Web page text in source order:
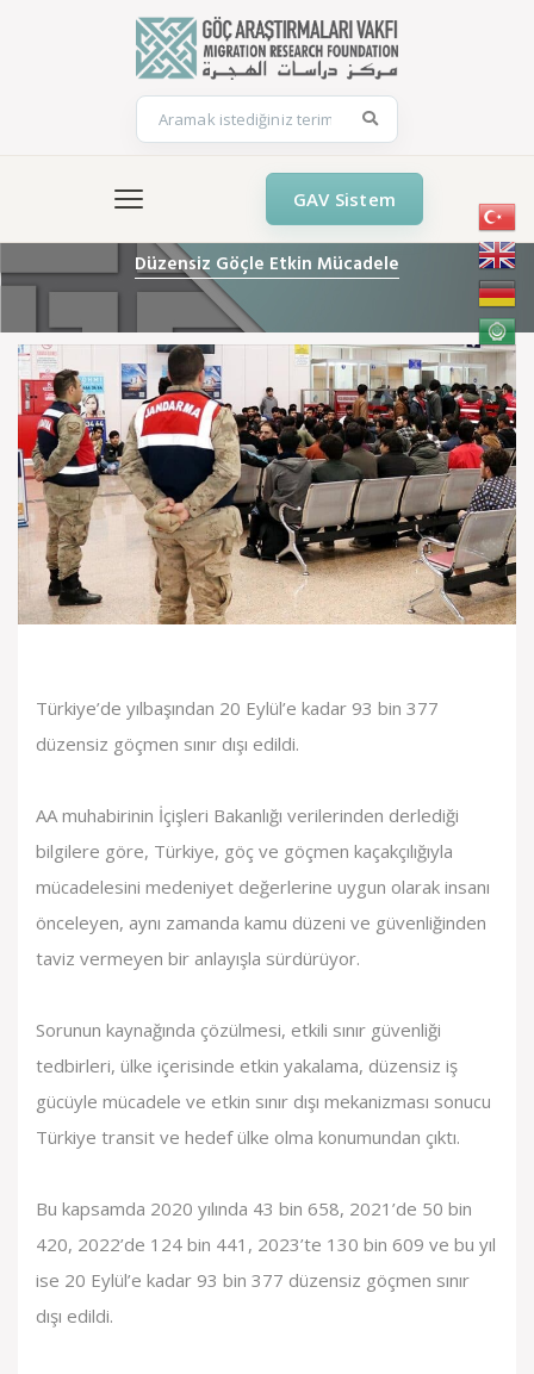
GAV Sistem
Düzensiz Göçle Etkin Mücadele
Türkiye’de yılbaşından 20 Eylül’e kadar 93 bin 377
düzensiz göçmen sınır dışı edildi.
AA muhabirinin İçişleri Bakanlığı verilerinden derlediği
bilgilere göre, Türkiye, göç ve göçmen kaçakçılığıyla
mücadelesini medeniyet değerlerine uygun olarak insanı
önceleyen, aynı zamanda kamu düzeni ve güvenliğinden
taviz vermeyen bir anlayışla sürdürüyor.
Sorunun kaynağında çözülmesi, etkili sınır güvenliği
tedbirleri, ülke içerisinde etkin yakalama, düzensiz iş
gücüyle mücadele ve etkin sınır dışı mekanizması sonucu
Türkiye transit ve hedef ülke olma konumundan çıktı.
Bu kapsamda 2020 yılında 43 bin 658, 2021’de 50 bin
420, 2022’de 124 bin 441, 2023’te 130 bin 609 ve bu yıl
ise 20 Eylül’e kadar 93 bin 377 düzensiz göçmen sınır
dışı edildi.